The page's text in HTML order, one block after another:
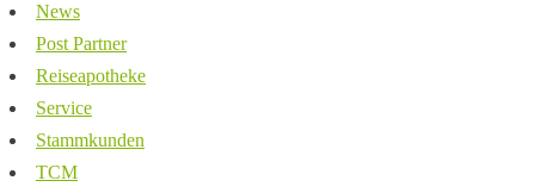
News
Post Partner
Reiseapotheke
Service
Stammkunden
TCM